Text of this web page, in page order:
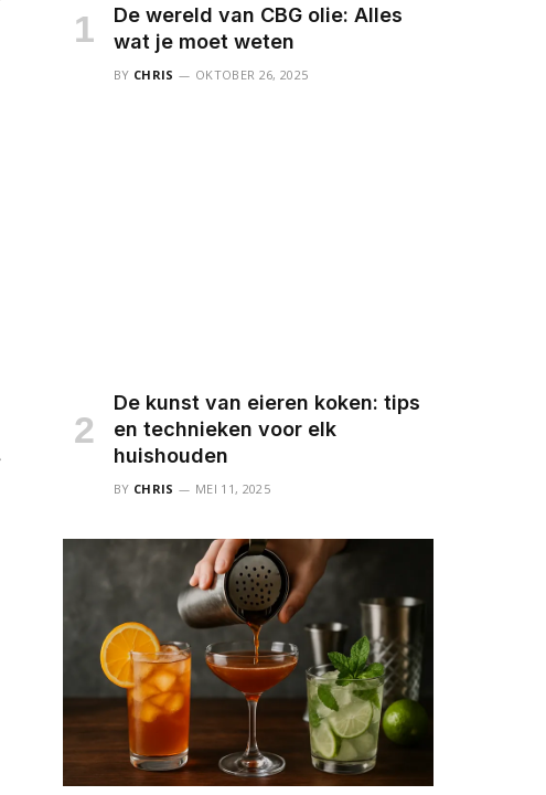
De wereld van CBG olie: Alles
wat je moet weten
BY CHRIS OKTOBER 26, 2025
De kunst van eieren koken: tips
en technieken voor elk
huishouden
BY CHRIS MEI 11, 2025